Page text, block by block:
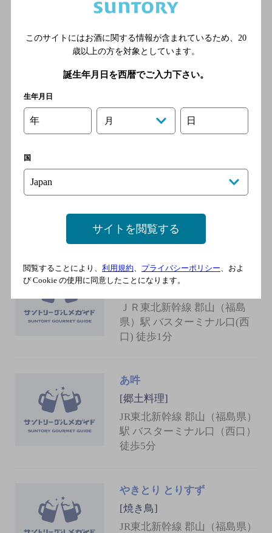
大町横丁 しゃぶしゃぶ すき
[しゃぶしゃぶ]
JR東北新幹線 郡山（福島県）
駅 バスターミナル口（西口）
とり彦郡山駅前店
ＪＲ東北新幹線 郡山駅／Ｊ
Ｒ東北本線 郡山駅／ＪＲ磐
越西線 郡山駅／ＪＲ磐越東
線 郡山駅／ＪＲ水郡線 郡
山駅
會津郷土食 鶴我 郡山駅前店
ＪＲ東北新幹線 郡山（福島
県）駅 バスターミナル口(西
口) 徒歩1分
あ吽
[郷土料理]
JR東北新幹線 郡山（福島県）
駅 バスターミナル口（西口）
徒歩5分
やきとり とりすず
[焼き鳥]
JR東北新幹線 郡山（福島県）
このサイトにはお酒に関する情報が含まれているため、 20
歳以上の方を対象としています。
誕生年月日を西暦でご入力下さい。
生年月日
年 月 日
国
サイトを閲覧する
閲覧することにより、 利用規約、 プライバシーポリシー、およ
び Cookie の使用に同意したことになります。